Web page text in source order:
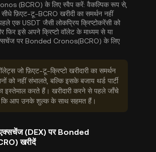
(BCRO) के लिए स्वैप करें: वैकल्पिक रूप से,
फ़िएट-टू-BCRO खरीदी का समर्थन नहीं
एक USDT जैसी लोकप्रिय क्रिप्टोकरेंसी को
इसे अपने क्रिप्टो वॉलेट के माध्यम से या
पर Bonded Cronos(BCRO) के लिए
जो फ़िएट-टू-क्रिप्टो खरीदारी का समर्थन
को नहीं संभालते, बल्कि इसके बजाय थर्ड पार्टी
इस्तेमाल करते हैं। खरीदारी करने से पहले जाँचे
कि आप उनके शुल्क के साथ सहमत हैं।
एक्सचेंज (DEX) पर Bonded
खरीदें